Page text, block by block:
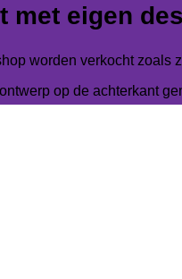
met eigen
worden verkocht zoals
op de achterkant